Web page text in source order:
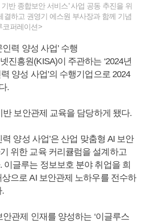
반 종합보안 서비스’ 사업 공동 추진을 위
결하고 권영기 에스원 부사장과 함께 기념
코퍼레이션>
력 양성 사업’ 수행
진흥원(KISA)이 주관하는 ‘2024년
양성 사업’의 수행기업으로 2024
.
반 보안관제 교육을 담당하게 됐다.
력 양성 사업’은 산업 맞춤형 AI 보안
위한 교육 커리큘럼을 설계하고
이글루는 정보보호 분야 취업을 희
으로 AI 보안관제 노하우를 전수하
.
관제 인재를 양성하는 ‘이글루스